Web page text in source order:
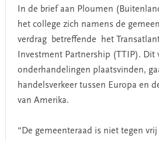
In de brief aan Ploumen
het college zich namens de
verdrag betreffende het
Investment Partnership (TTIP). Dit
onderhandelingen plaatsvinden,
handelsverkeer tussen Europa en
van Amerika.
“De gemeenteraad is niet tegen